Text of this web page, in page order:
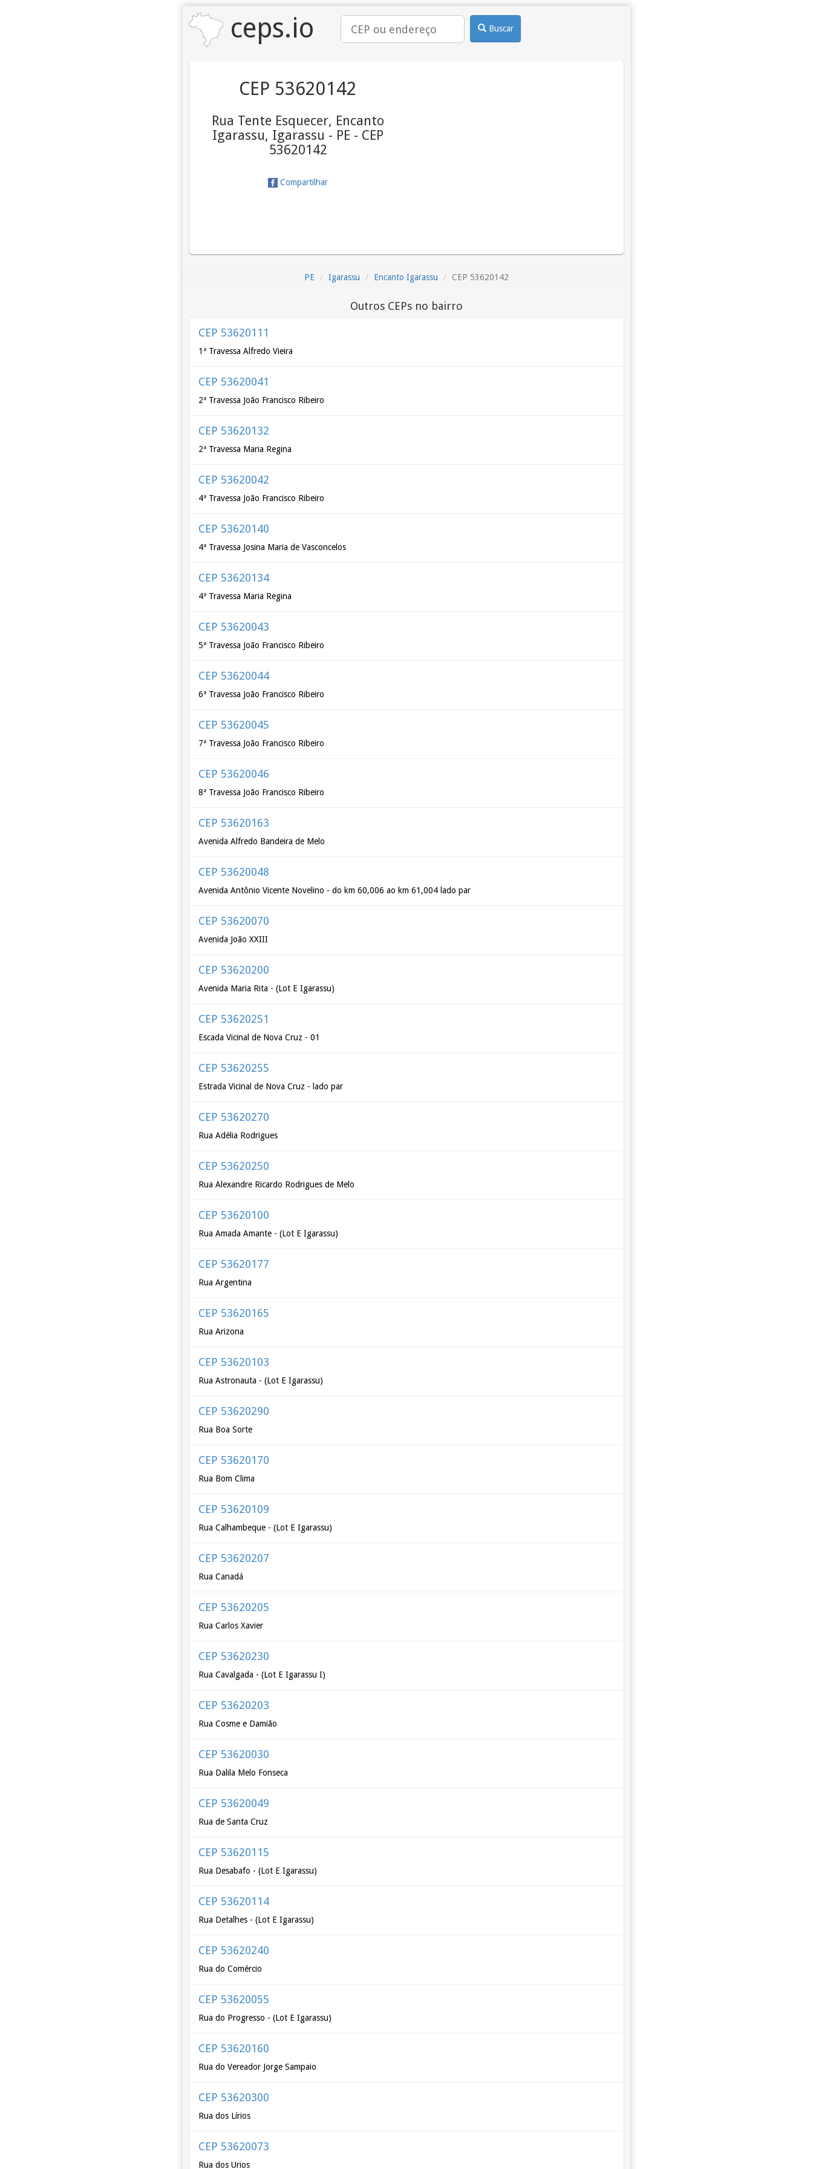
ceps.io Buscar
CEP 53620142
Rua Tente Esquecer, Encanto
Igarassu, Igarassu - PE - CEP
53620142
Compartilhar
PE Igarassu Encanto Igarassu CEP 53620142
Outros CEPs no bairro
CEP 53620111
1ª Travessa Alfredo Vieira
CEP 53620041
2ª Travessa João Francisco Ribeiro
CEP 53620132
2ª Travessa Maria Regina
CEP 53620042
4ª Travessa João Francisco Ribeiro
CEP 53620140
4ª Travessa Josina Maria de Vasconcelos
CEP 53620134
4ª Travessa Maria Regina
CEP 53620043
5ª Travessa João Francisco Ribeiro
CEP 53620044
6ª Travessa João Francisco Ribeiro
CEP 53620045
7ª Travessa João Francisco Ribeiro
CEP 53620046
8ª Travessa João Francisco Ribeiro
CEP 53620163
Avenida Alfredo Bandeira de Melo
CEP 53620048
Avenida Antônio Vicente Novelino - do km 60,006 ao km 61,004 lado par
CEP 53620070
Avenida João XXIII
CEP 53620200
Avenida Maria Rita - (Lot E Igarassu)
CEP 53620251
Escada Vicinal de Nova Cruz - 01
CEP 53620255
Estrada Vicinal de Nova Cruz - lado par
CEP 53620270
Rua Adélia Rodrigues
CEP 53620250
Rua Alexandre Ricardo Rodrigues de Melo
CEP 53620100
Rua Amada Amante - (Lot E Igarassu)
CEP 53620177
Rua Argentina
CEP 53620165
Rua Arizona
CEP 53620103
Rua Astronauta - (Lot E Igarassu)
CEP 53620290
Rua Boa Sorte
CEP 53620170
Rua Bom Clima
CEP 53620109
Rua Calhambeque - (Lot E Igarassu)
CEP 53620207
Rua Canadá
CEP 53620205
Rua Carlos Xavier
CEP 53620230
Rua Cavalgada - (Lot E Igarassu I)
CEP 53620203
Rua Cosme e Damião
CEP 53620030
Rua Dalila Melo Fonseca
CEP 53620049
Rua de Santa Cruz
CEP 53620115
Rua Desabafo - (Lot E Igarassu)
CEP 53620114
Rua Detalhes - (Lot E Igarassu)
CEP 53620240
Rua do Comércio
CEP 53620055
Rua do Progresso - (Lot E Igarassu)
CEP 53620160
Rua do Vereador Jorge Sampaio
CEP 53620300
Rua dos Lírios
CEP 53620073
Rua dos Urios